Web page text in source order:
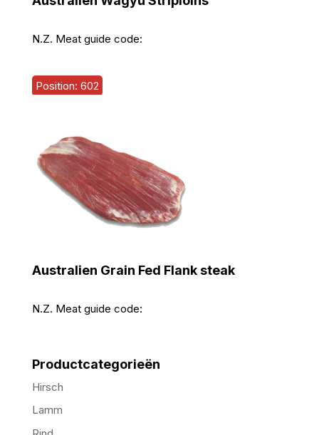
N.Z. Meat guide code:
Position: 602
Australien Grain Fed Flank steak
N.Z. Meat guide code:
Productcategorieën
Hirsch
Lamm